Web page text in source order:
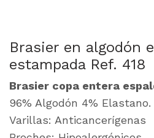
Brasier en algodón
estampada Ref. 418
Brasier copa entera
96% Algodón 4% Elastano.
Varillas: Anticancerígenas